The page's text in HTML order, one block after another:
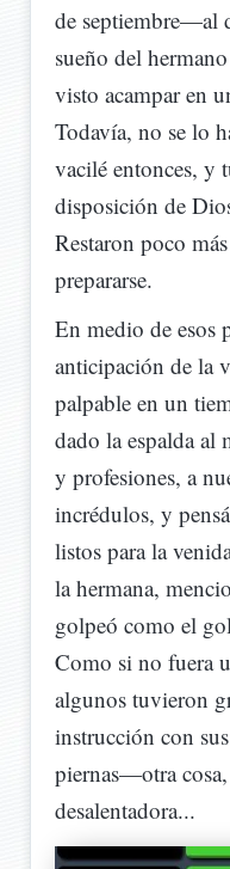
de septiembre—al
sueño del
visto acampar en
Todavía, no se lo
vacilé entonces, y
disposición de
Restaron poco
prepararse.
En medio de esos
anticipación de la
palpable en un
dado la espalda al
y profesiones, a
incrédulos, y
listos para la
la hermana,
golpeó como el
Como si no fuera
algunos tuvieron
instrucción con
piernas—otra
desalentadora...